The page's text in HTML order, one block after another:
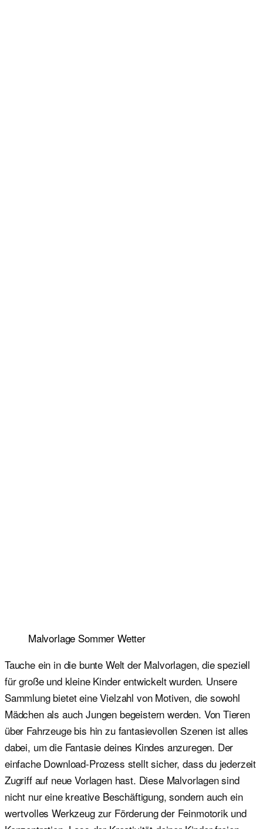
Malvorlage Sommer Wetter
Tauche ein in die bunte Welt der Malvorlagen, die speziell
für große und kleine Kinder entwickelt wurden. Unsere
Sammlung bietet eine Vielzahl von Motiven, die sowohl
Mädchen als auch Jungen begeistern werden. Von Tieren
über Fahrzeuge bis hin zu fantasievollen Szenen ist alles
dabei, um die Fantasie deines Kindes anzuregen. Der
einfache Download-Prozess stellt sicher, dass du jederzeit
Zugriff auf neue Vorlagen hast. Diese Malvorlagen sind
nicht nur eine kreative Beschäftigung, sondern auch ein
wertvolles Werkzeug zur Förderung der Feinmotorik und